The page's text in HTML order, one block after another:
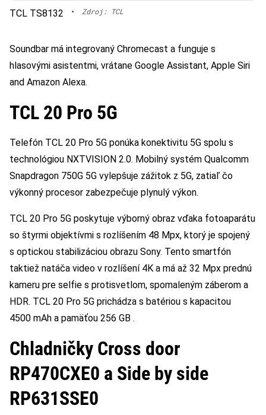
TCL TS8132 • Zdroj: TCL
Soundbar má integrovaný Chromecast a funguje s
hlasovými asistentmi, vrátane Google Assistant, Apple Siri
and Amazon Alexa.
TCL 20 Pro 5G
Telefón TCL 20 Pro 5G ponúka konektivitu 5G spolu s
technológiou NXTVISION 2.0. Mobilný systém Qualcomm
Snapdragon 750G 5G vylepšuje zážitok z 5G, zatiaľ čo
výkonný procesor zabezpečuje plynulý výkon.
TCL 20 Pro 5G poskytuje výborný obraz vďaka fotoaparátu
so štyrmi objektívmi s rozlíšením 48 Mpx, ktorý je spojený
s optickou stabilizáciou obrazu Sony. Tento smartfón
taktiež natáča video v rozlíšení 4K a má až 32 Mpx prednú
kameru pre selfie s protisvetlom, spomaleným záberom a
HDR. TCL 20 Pro 5G prichádza s batériou s kapacitou
4500 mAh a pamäťou 256 GB .
Chladničky Cross door
RP470CXE0 a Side by side
RP631SSE0